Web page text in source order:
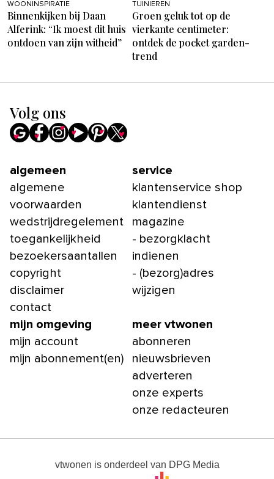
WOONINSPIRATIE
Binnenkijken bij Daan
Alferink: “Ik moest dit huis
ontdoen van zijn witheid”
TUINIEREN
Groen geluk tot op de
vierkante centimeter:
ontdek de pocket garden-
trend
Volg ons
algemeen
algemene
voorwaarden
wedstrijdregelement
toegankelijkheid
bezoekersaantallen
copyright
disclaimer
contact
service
klantenservice shop
klantendienst
magazine
- bezorgklacht
indienen
- (bezorg)adres
wijzigen
mijn omgeving
mijn account
mijn abonnement(en)
meer vtwonen
abonneren
nieuwsbrieven
adverteren
onze experts
onze redacteuren
vtwonen is onderdeel van DPG Media